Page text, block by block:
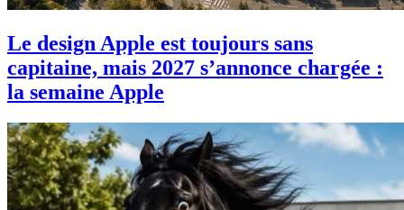
Le design Apple est toujours sans
capitaine, mais 2027 s’annonce chargée :
la semaine Apple